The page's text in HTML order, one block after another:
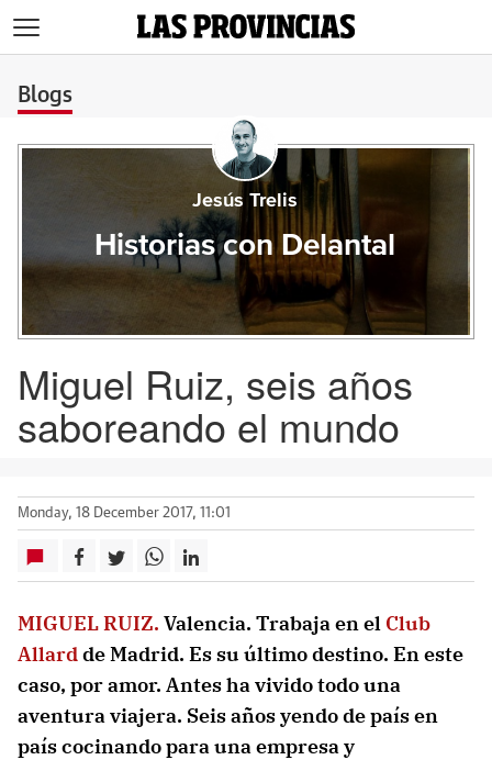
Blogs
Jesús Trelis
Historias con Delantal
Miguel Ruiz, seis años
saboreando el mundo
Monday, 18 December 2017, 11:01
MIGUEL RUIZ. Valencia. Trabaja en el Club
Allardde Madrid. Es su último destino. En este
caso, por amor. Antes ha vivido todo una
aventura viajera. Seis años yendo de país en
país cocinandopara una empresa y